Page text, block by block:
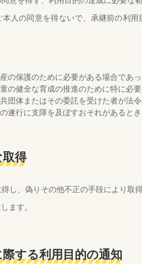
本人の同意を得ないで、承継前の利
の保護のために必要がある場合であ
の健全な育成の推進のために特に必
団体またはその委託を受けた者が法
遂行に支障を及ぼすおそれがあるとき
取得
し、偽りその他不正の手段により取
ます。
する利用目的の通知